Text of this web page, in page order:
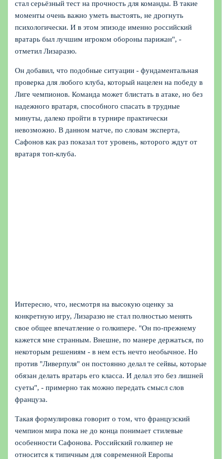
стал серьёзный тест на прочность для команды. В такие
моменты очень важно уметь выстоять, не дрогнуть
психологически. И в этом эпизоде именно российский
вратарь был лучшим игроком обороны парижан", -
отметил Лизаразю.
Он добавил, что подобные ситуации - фундаментальная
проверка для любого клуба, который нацелен на победу в
Лиге чемпионов. Команда может блистать в атаке, но без
надежного вратаря, способного спасать в трудные
минуты, далеко пройти в турнире практически
невозможно. В данном матче, по словам эксперта,
Сафонов как раз показал тот уровень, которого ждут от
вратаря топ-клуба.
Интересно, что, несмотря на высокую оценку за
конкретную игру, Лизаразю не стал полностью менять
свое общее впечатление о голкипере. "Он по-прежнему
кажется мне странным. Внешне, по манере держаться, по
некоторым решениям - в нем есть нечто необычное. Но
против "Ливерпуля" он постоянно делал те сейвы, которые
обязан делать вратарь его класса. И делал это без лишней
суеты", - примерно так можно передать смысл слов
француза.
Такая формулировка говорит о том, что французский
чемпион мира пока не до конца понимает стилевые
особенности Сафонова. Российский голкипер не
относится к типичным для современной Европы